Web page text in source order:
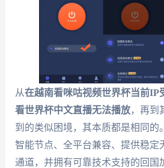
从在越南看咪咕视频世界杯当前IP
看世界杯中文直播无法播放，再到
到的类似困境，其本质都是相同的
智能节点、全平台兼容、提供稳定
通道，并拥有可靠技术支持的回国